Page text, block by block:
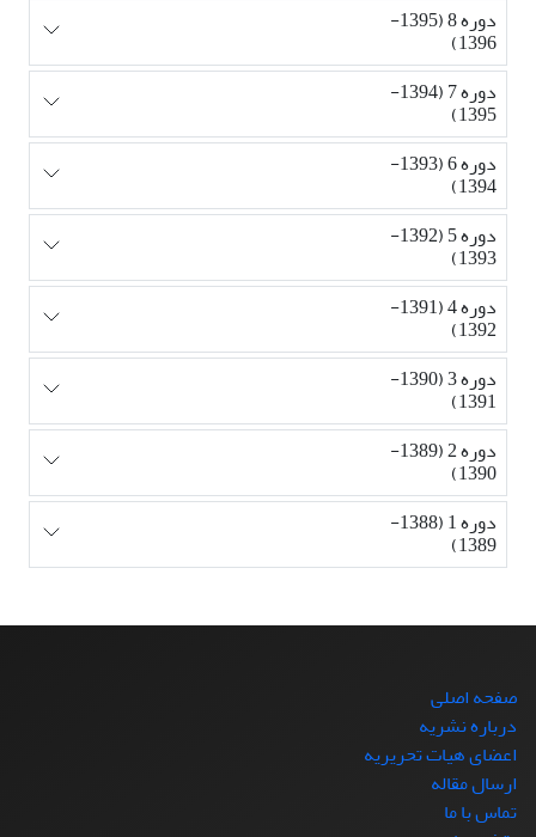
دوره 8 (1395-
1396)
دوره 7 (1394-
1395)
دوره 6 (1393-
1394)
دوره 5 (1392-
1393)
دوره 4 (1391-
1392)
دوره 3 (1390-
1391)
دوره 2 (1389-
1390)
دوره 1 (1388-
1389)
صفحه اصلی
درباره نشریه
اعضای هیات تحریریه
ارسال مقاله
تماس با ما